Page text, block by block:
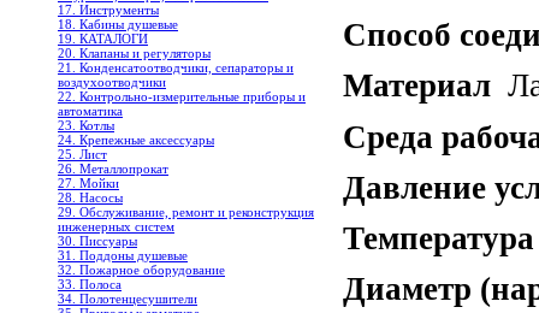
17. Инструменты
18. Кабины душевые
19. КАТАЛОГИ
20. Клапаны и регуляторы
21. Конденсатоотводчики, сепараторы и
воздухоотводчики
22. Контрольно-измерительные приборы и
автоматика
23. Котлы
24. Крепежные аксессуары
25. Лист
26. Металлопрокат
27. Мойки
28. Насосы
29. Обслуживание, ремонт и реконструкция
инженерных систем
30. Писсуары
31. Поддоны душевые
32. Пожарное оборудование
33. Полоса
34. Полотенцесушители
Способ
Материал
Среда
Давление
Диаметр